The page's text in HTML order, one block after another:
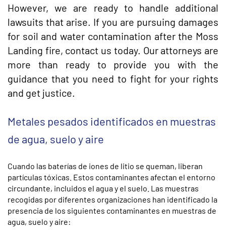
However, we are ready to handle additional
lawsuits that arise. If you are pursuing damages
for soil and water contamination after the Moss
Landing fire, contact us today. Our attorneys are
more than ready to provide you with the
guidance that you need to fight for your rights
and get justice.
Metales pesados identificados en muestras
de agua, suelo y aire
Cuando las baterías de iones de litio se queman, liberan
partículas tóxicas. Estos contaminantes afectan el entorno
circundante, incluidos el agua y el suelo. Las muestras
recogidas por diferentes organizaciones han identificado la
presencia de los siguientes contaminantes en muestras de
agua, suelo y aire: